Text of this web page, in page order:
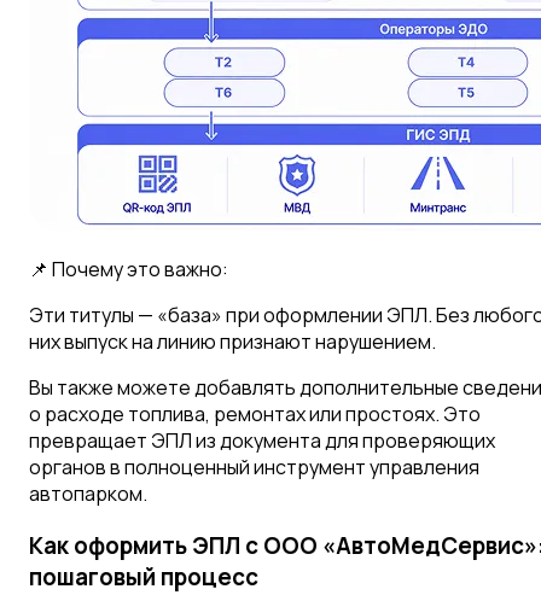
📌 Почему это важно:
Эти титулы — «база» при оформлении ЭПЛ. Без
них выпуск на линию признают нарушением.
Вы также можете добавлять дополнительные
о расходе топлива, ремонтах или простоях. Это
превращает ЭПЛ из документа для проверяющих
органов в полноценный инструмент управления
автопарком.
Как оформить ЭПЛ с ООО
пошаговый процесс